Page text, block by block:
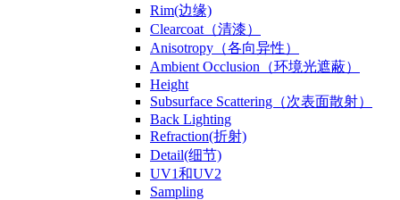
Rim(边缘)
Clearcoat（清漆）
Anisotropy（各向异性）
Ambient Occlusion（环境光遮蔽）
Height
Subsurface Scattering（次表面散射）
Back Lighting
Refraction(折射)
Detail(细节)
UV1和UV2
Sampling